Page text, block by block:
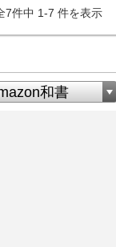
7件中 1-7 件を表示